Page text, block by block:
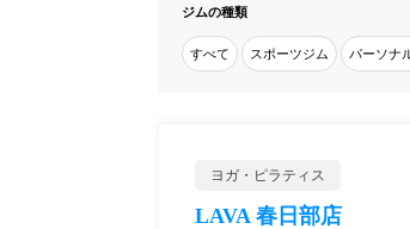
ジムの種類
すべて スポーツジム パーソナ
ヨガ・ピラティス
LAVA 春日部店